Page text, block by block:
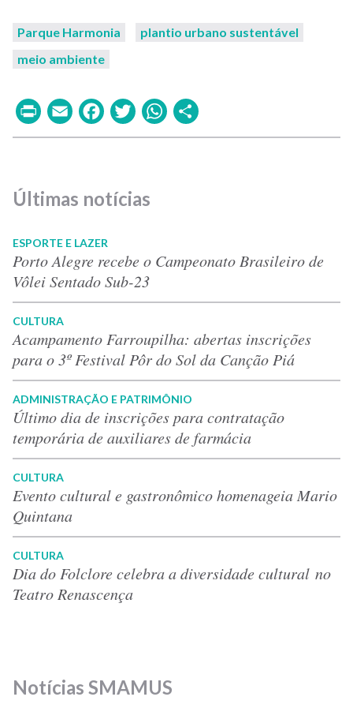
Parque Harmonia
plantio urbano sustentável
meio ambiente
PrintEmailFacebook
TwitterWhatsApp
Últimas notícias
ESPORTE E LAZER
Porto Alegre recebe o Campeonato Brasileiro de
Vôlei Sentado Sub-23
CULTURA
Acampamento Farroupilha: abertas inscrições
para o 3º Festival Pôr do Sol da Canção Piá
ADMINISTRAÇÃO E PATRIMÔNIO
Último dia de inscrições para contratação
temporária de auxiliares de farmácia
CULTURA
Evento cultural e gastronômico homenageia Mario
Quintana
CULTURA
Dia do Folclore celebra a diversidade cultural no
Teatro Renascença
Notícias SMAMUS